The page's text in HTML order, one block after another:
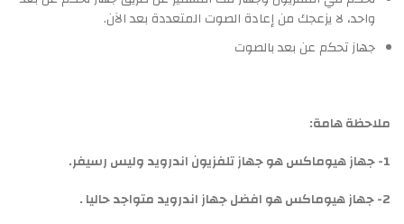
واحد، لا يزعجك من إعادة الصوت المتعددة بعد الآن.
جهاز تحكم عن بعد بالصوت
ملاحظة هامة:
1- جهاز هيوماكس هو جهاز تلفزيون اندرويد وليس رسيفر.
2- جهاز هيوماكس هو افضل جهاز اندرويد متواجد حاليا .